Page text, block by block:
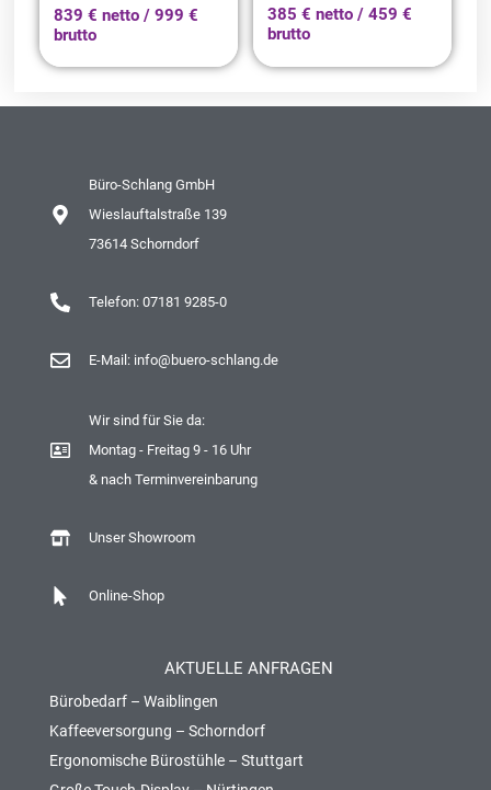
839 € netto / 999 €
brutto
385 € netto / 459 €
brutto
Büro-Schlang GmbH
Wieslauftalstraße 139
73614 Schorndorf
Telefon: 07181 9285-0
E-Mail: info@buero-schlang.de
Wir sind für Sie da:
Montag - Freitag 9 - 16 Uhr
& nach Terminvereinbarung
Unser Showroom
Online-Shop
AKTUELLE ANFRAGEN
Bürobedarf – Waiblingen
Kaffeeversorgung – Schorndorf
Ergonomische Bürostühle – Stuttgart